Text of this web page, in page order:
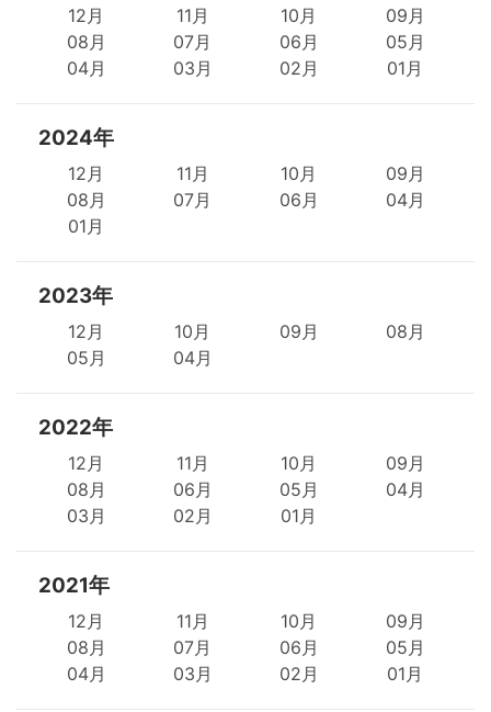
12月 11月 10月
09月
08月
07月 06月
05月
04月
03月 02月 01月
2024年
12月 11月 10月
09月
08月
07月 06月
04月
01月
2023年
12月 10月 09月
08月
05月
04月
2022年
12月 11月 10月
09月
08月
06月 05月
04月
03月
02月 01月
2021年
12月 11月 10月
09月
08月
07月 06月
05月
04月
03月 02月 01月